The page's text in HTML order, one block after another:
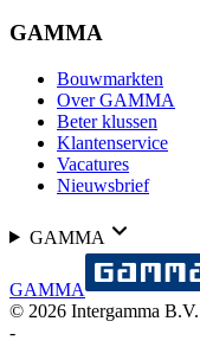
GAMMA
Bouwmarkten
Over GAMMA
Beter klussen
Klantenservice
Vacatures
Nieuwsbrief
GAMMA
GAMMA
© 2026 Intergamma B.V.
-